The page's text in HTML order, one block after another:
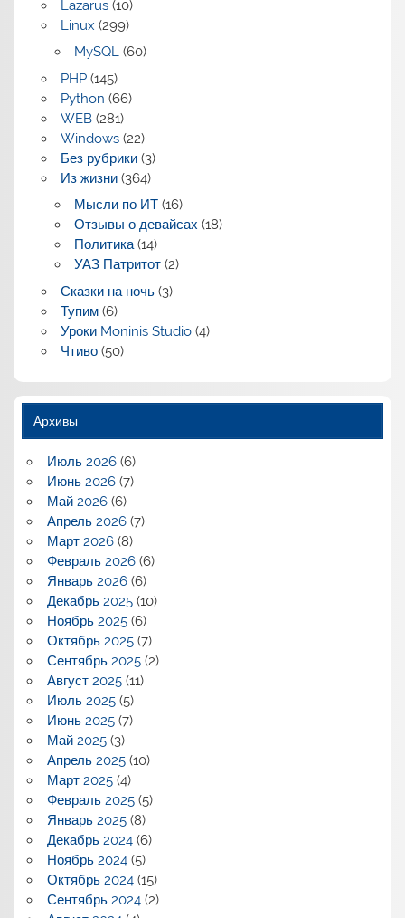
Lazarus(10)
Linux (299)
MySQL(60)
PHP(145)
Python (66)
WEB(281)
Windows(22)
Без рубрики(3)
Из жизни(364)
Мысли по ИТ(16)
Отзывы о девайсах (18)
Политика(14)
УАЗ Патритот(2)
Сказки на ночь(3)
Тупим(6)
Уроки Moninis Studio(4)
Чтиво(50)
Архивы
Июль 2026(6)
Июнь 2026(7)
Май 2026(6)
Апрель 2026(7)
Март 2026(8)
Февраль 2026(6)
Январь 2026(6)
Декабрь 2025(10)
Ноябрь 2025(6)
Октябрь 2025(7)
Сентябрь 2025(2)
Август 2025(11)
Июль 2025(5)
Июнь 2025(7)
Май 2025(3)
Апрель 2025(10)
Март 2025(4)
Февраль 2025(5)
Январь 2025(8)
Декабрь 2024(6)
Ноябрь 2024(5)
Октябрь 2024(15)
Сентябрь 2024(2)